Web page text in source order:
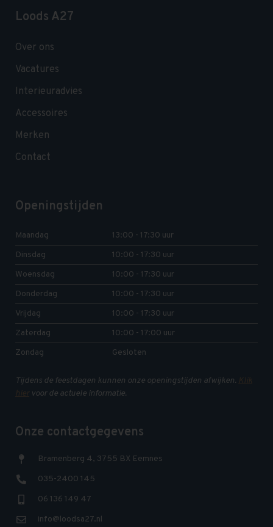
Loods A27
Over ons
Vacatures
Interieuradvies
Accessoires
Merken
Contact
Openingstijden
Maandag
13:00 - 17:30 uur
Dinsdag
10:00 - 17:30 uur
Woensdag
10:00 - 17:30 uur
Donderdag
10:00 - 17:30 uur
Vrijdag
10:00 - 17:30 uur
Zaterdag
10:00 - 17:00 uur
Zondag
Gesloten
Tijdens de feestdagen kunnen onze openingstijden afwijken. Klik
hiervoor de actuele informatie.
Onze contactgegevens
Bramenberg 4, 3755 BX Eemnes
035-2400 145
06 136 149 47
info@loodsa27.nl